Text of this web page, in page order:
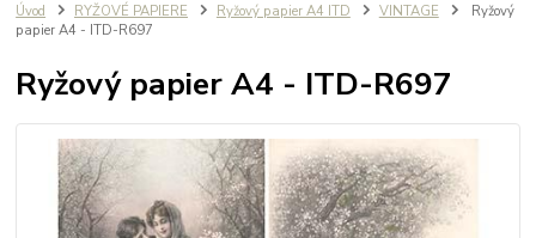
Úvod RYŽOVÉ PAPIERE Ryžový papier A4 ITD VINTAGE
Ryžový
papier A4 - ITD-R697
Ryžový papier A4 - ITD-R697